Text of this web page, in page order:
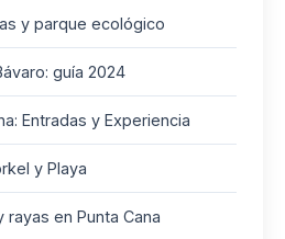
y parque ecológico
guía 2024
Entradas y Experiencia
y Playa
en Punta Cana